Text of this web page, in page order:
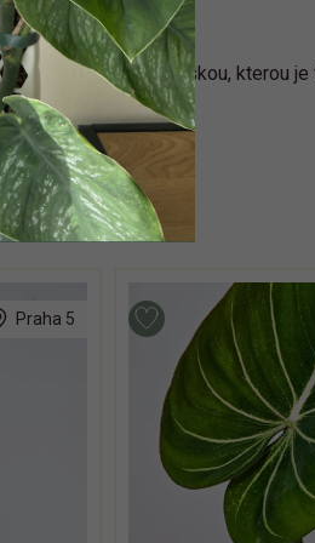
o aukubu japonskou, kterou
Praha 5